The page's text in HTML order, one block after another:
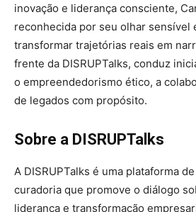
inovação e liderança consciente,
reconhecida por seu olhar sensível
transformar trajetórias reais em
frente da DISRUPTalks, conduz
o empreendedorismo ético, a
de legados com propósito.
Sobre a DISRUPTalks
A DISRUPTalks é uma plataforma
curadoria que promove o diálogo
liderança e transformação